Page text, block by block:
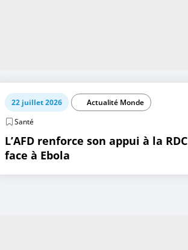
22 juillet 2026
Actualité Monde
Santé
L’AFD renforce son appui à la RDC
face à Ebola